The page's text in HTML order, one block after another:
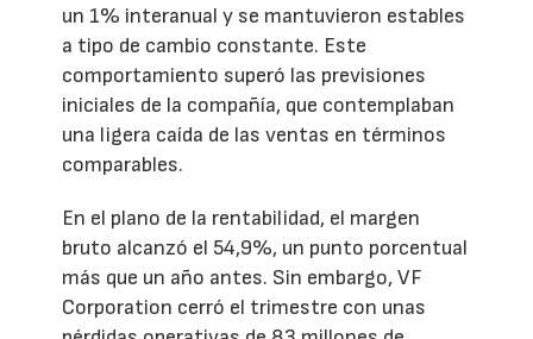
un 1% interanual y se mantuvieron estables
a tipo de cambio constante. Este
comportamiento superó las previsiones
iniciales de la compañía, que contemplaban
una ligera caída de las ventas en términos
comparables.
En el plano de la rentabilidad, el margen
bruto alcanzó el 54,9%, un punto porcentual
más que un año antes. Sin embargo, VF
Corporation cerró el trimestre con unas